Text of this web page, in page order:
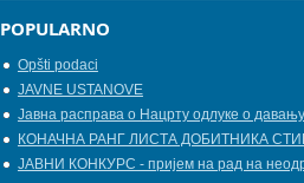
POPULARNO
Opšti podaci
JAVNE USTANOVE
Јавна расправа о Нацрту одлуке о
КОНАЧНА РАНГ ЛИСТА ДОБИТНИКА
ЈАВНИ КОНКУРС - пријем на рад на